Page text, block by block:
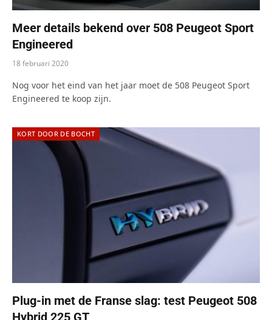
Meer details bekend over 508 Peugeot Sport
Engineered
18 februari 2020
Nog voor het eind van het jaar moet de 508 Peugeot Sport
Engineered te koop zijn.
KORT DOOR DE BOCHT
Plug-in met de Franse slag: test Peugeot 508
Hybrid 225 GT